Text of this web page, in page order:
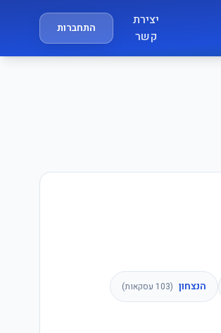
יצירת
קשר
התחברות
הנצחון (
103 עסקאות)